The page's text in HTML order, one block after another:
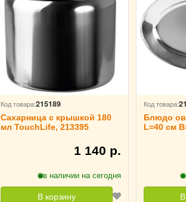
Код товара:215189
Сахарница с крышкой 180
мл TouchLife, 213395
1 140 р.
в наличии на сегодня
В корзину
Код товара:
Блюдо
L=40 см